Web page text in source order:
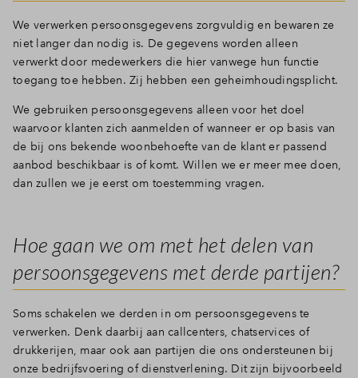
We verwerken persoonsgegevens zorgvuldig en bewaren ze
niet langer dan nodig is. De gegevens worden alleen
verwerkt door medewerkers die hier vanwege hun functie
toegang toe hebben. Zij hebben een geheimhoudingsplicht.
We gebruiken persoonsgegevens alleen voor het doel
waarvoor klanten zich aanmelden of wanneer er op basis van
de bij ons bekende woonbehoefte van de klant er passend
aanbod beschikbaar is of komt. Willen we er meer mee doen,
dan zullen we je eerst om toestemming vragen.
Hoe gaan we om met het delen van
persoonsgegevens met derde partijen?
Soms schakelen we derden in om persoonsgegevens te
verwerken. Denk daarbij aan callcenters, chatservices of
drukkerijen, maar ook aan partijen die ons ondersteunen bij
onze bedrijfsvoering of dienstverlening. Dit zijn bijvoorbeeld